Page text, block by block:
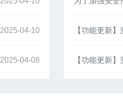
2025-04-10
2025-04-08